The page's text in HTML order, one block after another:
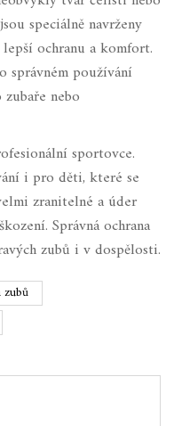
speciálně navrženy
ochranu a komfort.
správném používání
nebo
sportovce.
i pro děti, které se
zranitelné a úder
Správná ochrana
zubů i v dospělosti.